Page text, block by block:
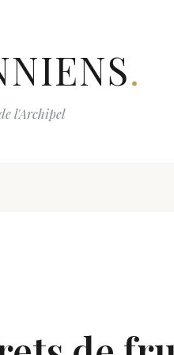
.
l'Archipel